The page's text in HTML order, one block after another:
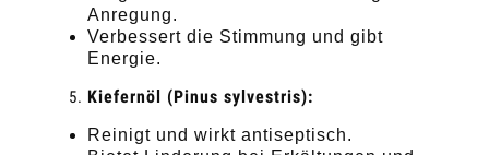
Anregung.
Verbessert die Stimmung und gibt
Energie.
Kiefernöl (Pinus sylvestris):
Reinigt und wirkt antiseptisch.